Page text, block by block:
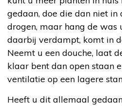
gedaan, doe die dan niet in
drogen, maar hang de was
daarbij verdampt, komt in
Neemt u een douche, laat
klaar bent dan open staan
ventilatie op een lagere
Heeft u dit allemaal